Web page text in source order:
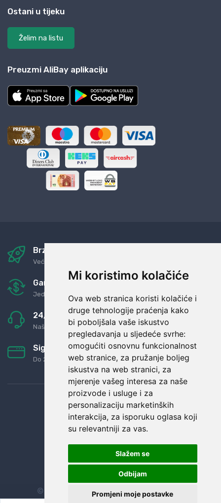
Mi koristimo kolačiće
Ova web stranica koristi kolačiće i
druge tehnologije praćenja kako
bi poboljšala vaše iskustvo
pregledavanja u sljedeće svrhe:
omogućiti osnovnu funkcionalnost
web stranice, za pružanje boljeg
iskustva na web stranici, za
mjerenje vašeg interesa za naše
proizvode i usluge i za
personalizaciju marketinških
interakcija, za isporuku oglasa koji
su relevantniji za vas.
Slažem se
Odbijam
Promjeni moje postavke
Ostani u tijeku
Želim na listu
Preuzmi AliBay aplikaciju
Brza i sigurna dostava
Već za nekoliko dana kod vas
Garancija u povrat novaca
Jednostavno pravilo: Roba za novac
24/7 odlična podrška
Naši agenti uvijek na raspolaganju
Sigurno obročno plaćanje
Do 24 rata bez kamata
© Sva prava zadržana. Dopi grupa d.o.o.